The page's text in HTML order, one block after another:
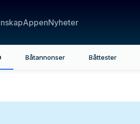
AppenNyheter
Båtannonser Båttester